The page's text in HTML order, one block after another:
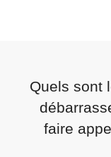
Quels sont
faire